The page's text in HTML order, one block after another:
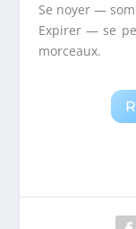
Se noyer —
Expirer — se
morceaux.